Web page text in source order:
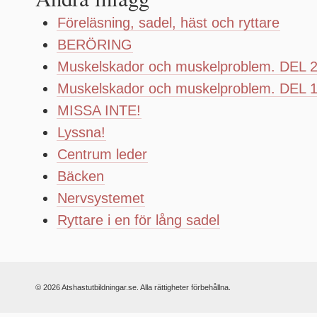
Föreläsning, sadel, häst och ryttare
BERÖRING
Muskelskador och muskelproblem. DEL 2
Muskelskador och muskelproblem. DEL 1
MISSA INTE!
Lyssna!
Centrum leder
Bäcken
Nervsystemet
Ryttare i en för lång sadel
© 2026 Atshastutbildningar.se. Alla rättigheter förbehållna.